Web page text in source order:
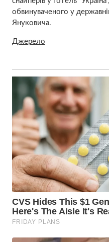
обвинуваченого у
Януковича.
Джерело